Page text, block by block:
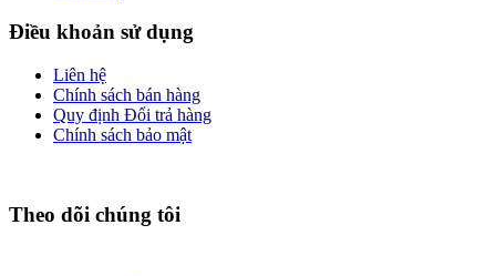
Điều khoản sử dụng
Liên hệ
Chính sách bán hàng
Quy định Đổi trả hàng
Chính sách bảo mật
Theo dõi chúng tôi